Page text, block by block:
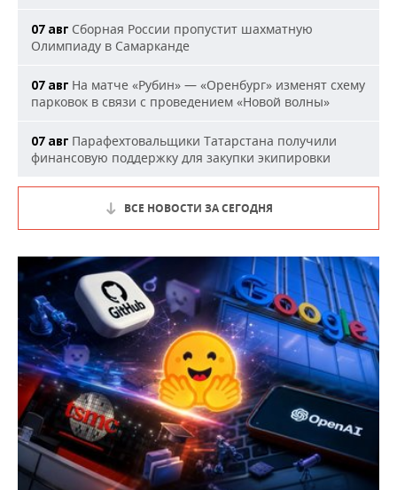
07 авг Сборная России пропустит шахматную
Олимпиаду в Самарканде
07 авг На матче «Рубин» — «Оренбург» изменят схему
парковок в связи с проведением «Новой волны»
07 авг Парафехтовальщики Татарстана получили
финансовую поддержку для закупки экипировки
ВСЕ НОВОСТИ ЗА СЕГОДНЯ